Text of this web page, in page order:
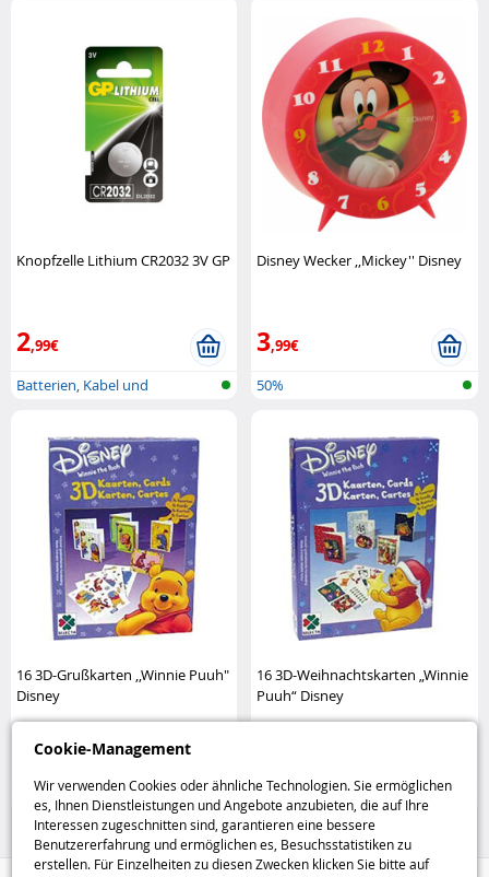
Cookie-Management
Wir verwenden Cookies oder ähnliche Technologien. Sie ermöglichen
es, Ihnen Dienstleistungen und Angebote anzubieten, die auf Ihre
Interessen zugeschnitten sind, garantieren eine bessere
Benutzererfahrung und ermöglichen es, Besuchsstatistiken zu
erstellen. Für Einzelheiten zu diesen Zwecken klicken Sie bitte auf
Knopfzelle Lithium CR2032 3V GP
2,99€
Batterien, Kabel und
Disney Wecker ,,Mickey'' Disney
3,99€
50%
16 3D-Grußkarten ,,Winnie Puuh"
Disney
,95€
50%
16 3D-Weihnachtskarten „Winnie
Puuh“ Disney
Haus und Freizeit